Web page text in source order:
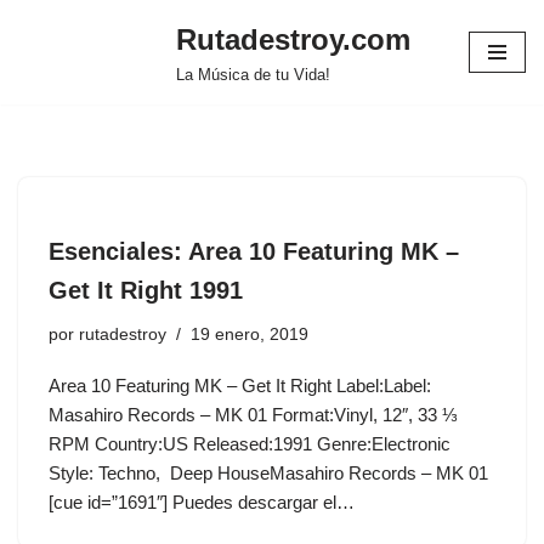
Rutadestroy.com
La Música de tu Vida!
Esenciales: Area 10 Featuring MK ‎–
Get It Right 1991
por rutadestroy 19 enero, 2019
Area 10 Featuring MK ‎– Get It Right Label:Label:
Masahiro Records ‎– MK 01 Format:Vinyl, 12″, 33 ⅓
RPM Country:US Released:1991 Genre:Electronic
Style: Techno, Deep HouseMasahiro Records ‎– MK 01
[cue id=”1691″] Puedes descargar el…